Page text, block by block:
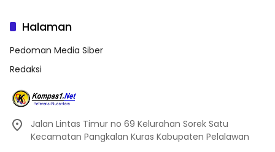
Halaman
Pedoman Media Siber
Redaksi
Jalan Lintas Timur no 69 Kelurahan Sorek Satu
Kecamatan Pangkalan Kuras Kabupaten Pelalawan